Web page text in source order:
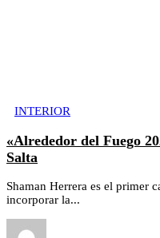
INTERIOR
«Alrededor del Fuego
Salta
Shaman Herrera es el primer
incorporar la...